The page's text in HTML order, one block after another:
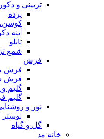
تزیینی و
پرده
آینه
تابلو
شمع
فرش
فرش
فرش
گلیم و
گلیم
نور و
لوستر
گل و گیاه
خانه مد